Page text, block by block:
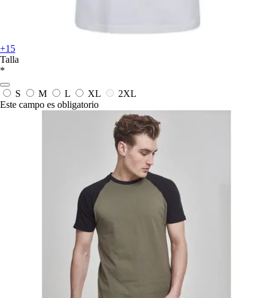
+15
Talla
*
S M L XL
2XL
Este campo es obligatorio